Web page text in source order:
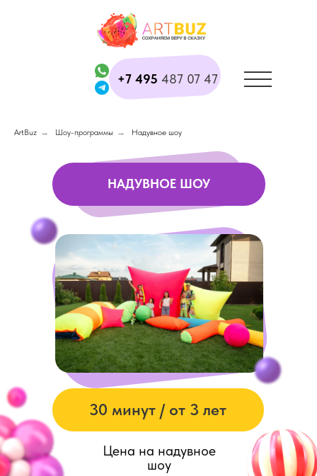
+7 495 487 07 47
ArtBuz → Шоу-программы → Надувное шоу
НАДУВНОЕ ШОУ
30 минут / от 3 лет
Цена на надувное
шоу